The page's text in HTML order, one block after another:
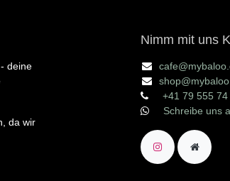
deine
wir dies
Nimm mit uns
+41 79 555 74
Schreibe uns